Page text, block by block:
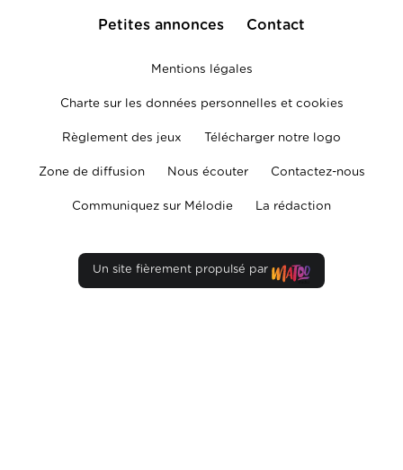
Petites annonces Contact
Mentions légales
Charte sur les données personnelles et cookies
Règlement des jeux Télécharger notre logo
Zone de diffusion Nous écouter Contactez-nous
Communiquez sur Mélodie La rédaction
Un site fièrement propulsé par